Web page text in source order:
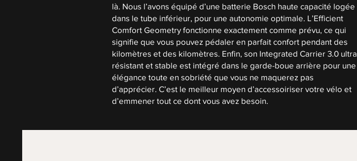
là. Nous l’avons équipé d’une batterie Bosch haute capacité logée
dans le tube inférieur, pour une autonomie optimale. L’Efficient
Comfort Geometry fonctionne exactement comme prévu, ce qui
signifie que vous pouvez pédaler en parfait confort pendant des
kilomètres et des kilomètres. Enfin, son Integrated Carrier 3.0 ultra
résistant et stable est intégré dans le garde-boue arrière pour une
élégance toute en sobriété que vous ne maquerez pas
d’apprécier. C’est le meilleur moyen d’accessoiriser votre vélo et
d’emmener tout ce dont vous avez besoin.